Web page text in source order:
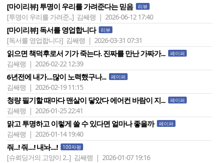
[마이리뷰] 투명이 우리를 가려준다는 믿음 리뷰
[투명이 우리를 가려준..] 김쌔랭 | 2026-06-12 17:40
[마이리뷰] 독서를 영업합니다 리뷰
[독서를 영업합니다] 김쌔랭 | 2026-03-31 07:31
읽으면 책덕후로서 기가 죽는다. 진짜를 만난 가짜가... 페이퍼
김쌔랭 | 2026-02-22 12:39
6년전에 내가....많이 노력했구나... 페이퍼
김쌔랭 | 2026-02-19 11:15
청량 필기할 때마다 맨살이 닿았다 에어컨 바람이 지... 페이퍼
김쌔랭 | 2026-01-25 22:41
맑고 투명하고 이렇게 쓸 수 있다면 얼마나 좋을까 페이퍼
김쌔랭 | 2026-01-14 19:40
줘...! 줘....! 내놔....! 100자평
[슈뢰딩거의 고양이 2..] 김쌔랭 | 2026-01-07 19:16